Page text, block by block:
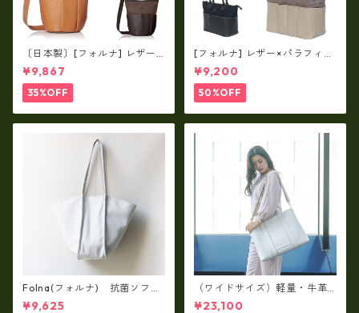
〔日本製〕[フォルナ] レザー×
パラフィン筒型2way シュリン
クレザー×79Aパラフィン fo
-259630
¥9,867
35%OFF
[フォルナ] レザー×パラフィン
筒型2way シュリンクレザー×
79Aパラフィン トートL fo-2
59632
¥9,200
50%OFF
Folna(フォルナ) 抗菌ソフト
スムースレザー トートバッグ
¥9,625
（ワイドサイズ）軽量・牛革
製品・2WAYヌメ革トートバッ
¥23,100